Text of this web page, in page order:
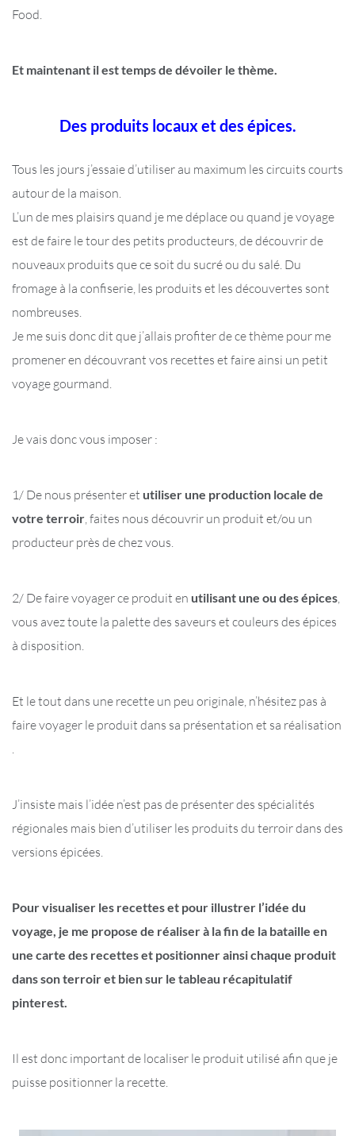
Food.
Et maintenant il est temps de dévoiler le thème.
Des produits locaux et des épices.
Tous les jours j’essaie d’utiliser au maximum les circuits courts
autour de la maison.
L’un de mes plaisirs quand je me déplace ou quand je voyage
est de faire le tour des petits producteurs, de découvrir de
nouveaux produits que ce soit du sucré ou du salé. Du
fromage à la confiserie, les produits et les découvertes sont
nombreuses.
Je me suis donc dit que j’allais profiter de ce thème pour me
promener en découvrant vos recettes et faire ainsi un petit
voyage gourmand.
Je vais donc vous imposer :
1/ De nous présenter et utiliser une production locale de
votre terroir, faites nous découvrir un produit et/ou un
producteur près de chez vous.
2/ De faire voyager ce produit en utilisant une ou des épices,
vous avez toute la palette des saveurs et couleurs des épices
à disposition.
Et le tout dans une recette un peu originale, n’hésitez pas à
faire voyager le produit dans sa présentation et sa réalisation
.
J’insiste mais l’idée n’est pas de présenter des spécialités
régionales mais bien d’utiliser les produits du terroir dans des
versions épicées.
Pour visualiser les recettes et pour illustrer l’idée du
voyage, je me propose de réaliser à la fin de la bataille en
une carte des recettes et positionner ainsi chaque produit
dans son terroir et bien sur le tableau récapitulatif
pinterest.
Il est donc important de localiser le produit utilisé afin que je
puisse positionner la recette.